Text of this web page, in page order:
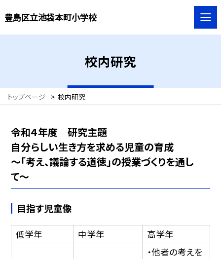
豊島区立池袋本町小学校
校内研究
トップページ > 校内研究
令和４年度 研究主題
自分らしい生き方を求める児童の育成
〜「考え、議論する道徳」の授業づくりを通し
て〜
目指す児童像
低学年 中学年 高学年
・他者の考えを